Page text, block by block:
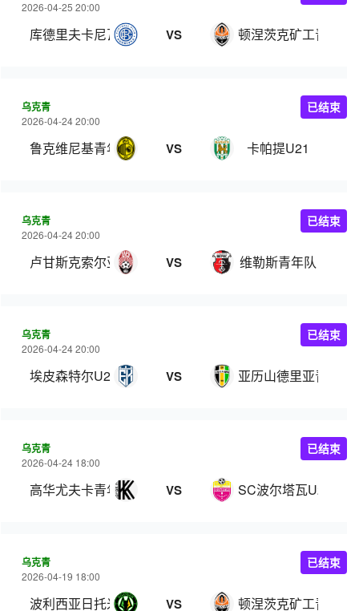
2026-04-25 20:00
库德里夫卡尼瓦U21 VS 顿涅茨克矿工青年队
乌克青
2026-04-24 20:00
鲁克维尼基青年队 VS 卡帕提U21
已结束
乌克青
2026-04-24 20:00
卢甘斯克索尔亚青年队 VS 维勒斯青年队
已结束
乌克青
2026-04-24 20:00
埃皮森特尔U21 VS 亚历山德里亚青年队
已结束
乌克青
2026-04-24 18:00
高华尤夫卡青年队 VS SC波尔塔瓦U21
已结束
乌克青
2026-04-19 18:00
波利西亚日托米尔U21 VS 顿涅茨克矿工青年队
已结束